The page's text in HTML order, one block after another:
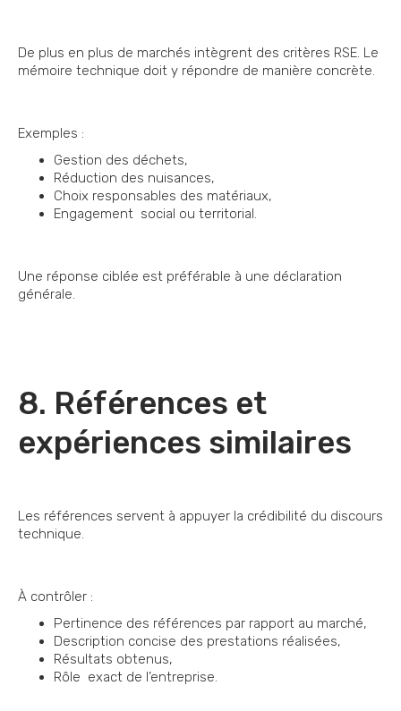
De plus en plus de marchés intègrent des critères RSE. Le
mémoire technique doit y répondre de manière concrète.
Exemples :
Gestion des déchets,
Réduction des nuisances,
Choix responsables des matériaux,
Engagement social ou territorial.
Une réponse ciblée est préférable à une déclaration
générale.
8. Références et
expériences similaires
Les références servent à appuyer la crédibilité du discours
technique.
À contrôler :
Pertinence des références par rapport au marché,
Description concise des prestations réalisées,
Résultats obtenus,
Rôle exact de l’entreprise.